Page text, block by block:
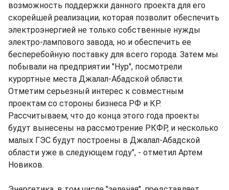
возможность поддержки данного проекта для его
скорейшей реализации, которая позволит обеспечить
электроэнергией не только собственные нужды
электро-лампового завода, но и обеспечить ее
бесперебойную поставку для всего города. Затем мы
побывали на предприятии "Нур", посмотрели
курортные места Джалал-Абадской области.
Отметим серьезный интерес к совместным
проектам со стороны бизнеса РФ и КР.
Рассчитываем, что до конца этого года проекты
будут вынесены на рассмотрение РКФР, и несколько
малых ГЭС будут построены в Джалал-Абадской
области уже в следующем году", - отметил Артем
Новиков.